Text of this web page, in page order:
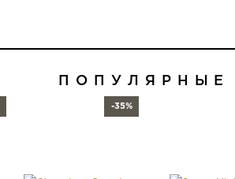
ПОПУЛЯРНЫЕ
-35%